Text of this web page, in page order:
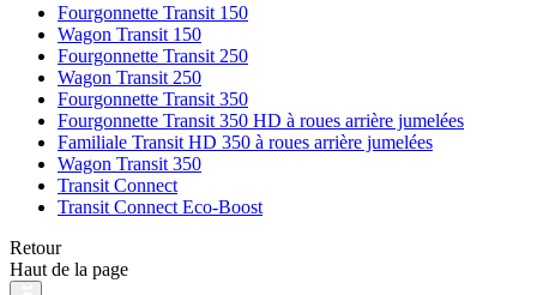
Fourgonnette Transit 150
Wagon Transit 150
Fourgonnette Transit 250
Wagon Transit 250
Fourgonnette Transit 350
Fourgonnette Transit 350 HD à roues arrière jumelées
Familiale Transit HD 350 à roues arrière jumelées
Wagon Transit 350
Transit Connect
Transit Connect Eco-Boost
Retour
Haut de la page